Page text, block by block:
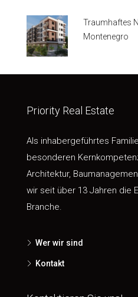
Traumhaftes
Montenegro
Priority Real Estate
Als inhabergeführtes
besonderen
Architektur,
wir seit über 13 Jahren die
Branche.
Wer wir sind
Kontakt